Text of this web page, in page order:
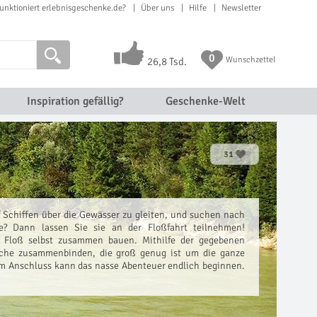
erlebnisgeschenke.de? Über uns Hilfe Newsletter
26,8 Tsd. 0 Wunschzettel
Inspiration gefällig? Geschenke-Welt
31
über die Gewässer zu gleiten, und suchen nach
Dann lassen Sie sie an der Floßfahrt teilnehmen!
selbst zusammen bauen. Mithilfe der gegebenen
zusammenbinden, die groß genug ist um die ganze
Anschluss kann das nasse Abenteuer endlich beginnen.